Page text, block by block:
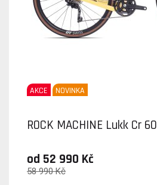
AKCE NOVINKA
ROCK MACHINE Lukk Cr 60
od 52 990 Kč
58 990 Kč